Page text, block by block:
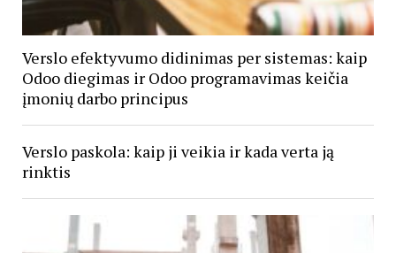
Verslo efektyvumo didinimas per sistemas: kaip
Odoo diegimas ir Odoo programavimas keičia
įmonių darbo principus
Verslo paskola: kaip ji veikia ir kada verta ją
rinktis